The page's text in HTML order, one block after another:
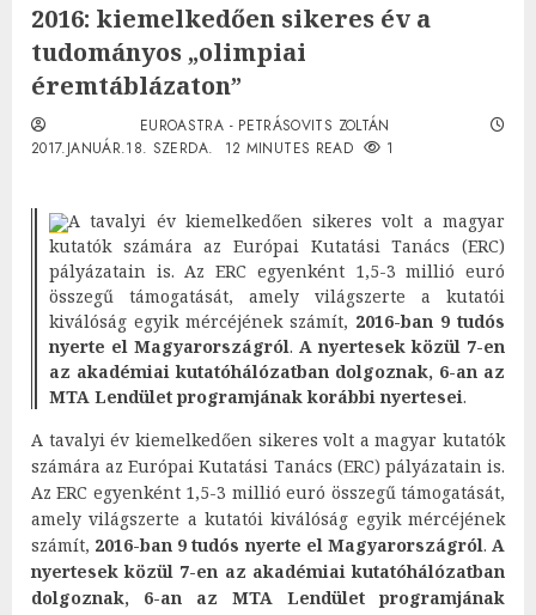
2016: kiemelkedően sikeres év a
tudományos „olimpiai
éremtáblázaton”
EUROASTRA - PETRÁSOVITS ZOLTÁN
2017.JANUÁR.18. SZERDA.
12 MINUTES READ 1
A tavalyi év kiemelkedően sikeres volt a magyar
kutatók számára az Európai Kutatási Tanács (ERC)
pályázatain is. Az ERC egyenként 1,5-3 millió euró
összegű támogatását, amely világszerte a kutatói
kiválóság egyik mércéjének számít, 2016-ban 9 tudós
nyerte el Magyarországról. A nyertesek közül 7-en
az akadémiai kutatóhálózatban dolgoznak, 6-an az
MTA Lendület programjának korábbi nyertesei.
A tavalyi év kiemelkedően sikeres volt a magyar kutatók
számára az Európai Kutatási Tanács (ERC) pályázatain is.
Az ERC egyenként 1,5-3 millió euró összegű támogatását,
amely világszerte a kutatói kiválóság egyik mércéjének
számít, 2016-ban 9 tudós nyerte el Magyarországról.A
nyertesek közül 7-en az akadémiai kutatóhálózatban
dolgoznak, 6-an az MTA Lendület programjának